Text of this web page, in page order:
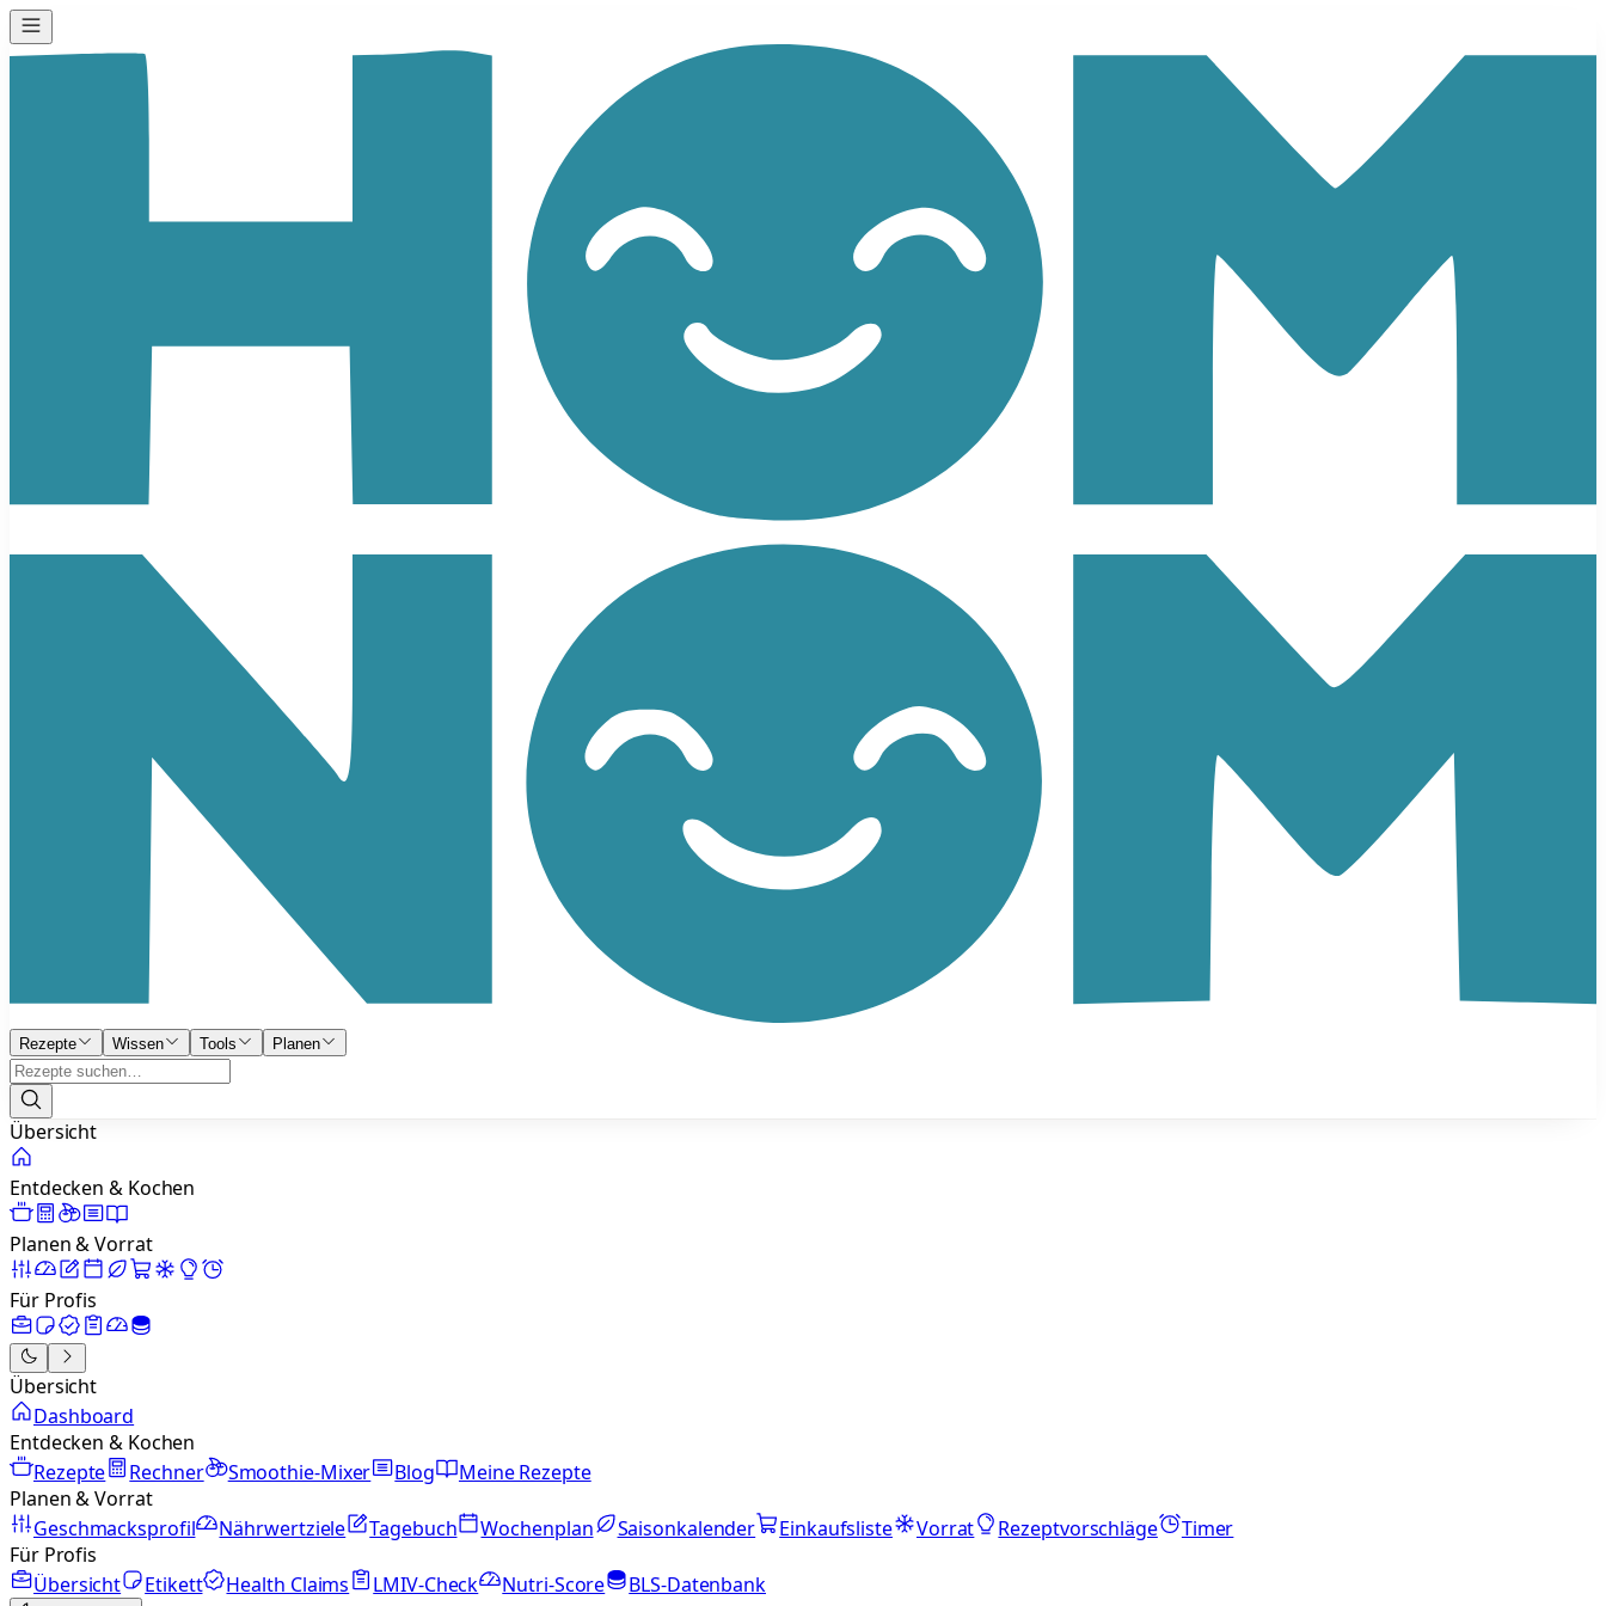
Rezepte Wissen Tools Planen
Übersicht
Entdecken & Kochen
Planen & Vorrat
Für Profis
Übersicht
Dashboard
Entdecken & Kochen
Rezepte
Rechner Smoothie-Mixer Blog
Meine Rezepte
Planen & Vorrat
Geschmacksprofil
Nährwertziele Tagebuch Wochenplan Saisonkalender Einkaufsliste Vorrat Rezeptvorschläge
Timer
Für Profis
Übersicht
Etikett Health Claims LMIV-Check Nutri-Score BLS-Datenbank